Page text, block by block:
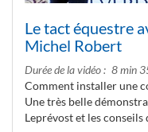
Le tact équestre
Michel Robert
Durée de la vidéo
8 min
Comment installer une
Une très belle
Leprévost et les conseils